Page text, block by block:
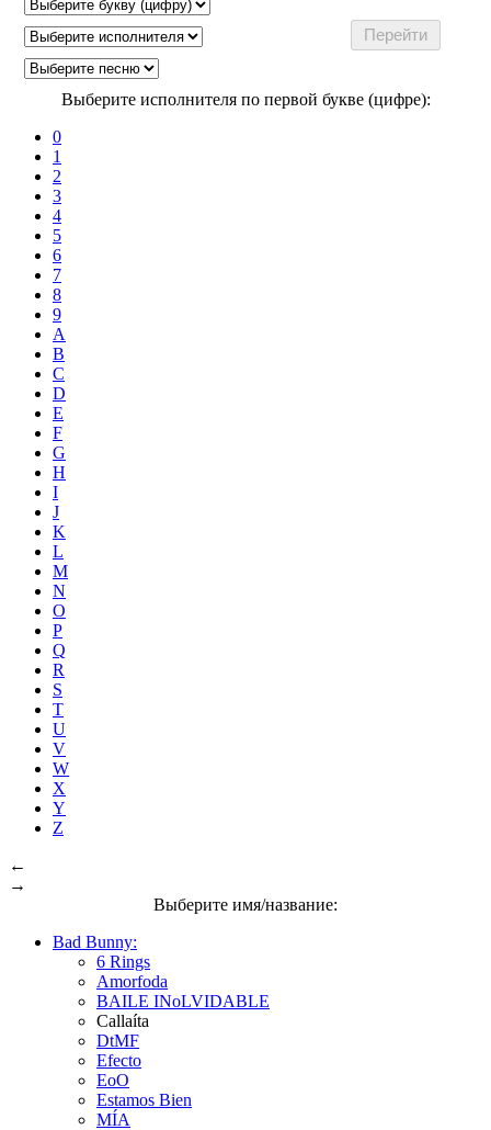
Выберите исполнителя по первой букве (цифре):
0
1
2
3
4
5
6
7
8
9
A
B
C
D
E
F
G
H
I
J
K
L
M
N
O
P
Q
R
S
T
U
V
W
X
Y
Z
←
→
Выберите имя/название:
Bad Bunny:
6 Rings
Amorfoda
BAILE INoLVIDABLE
Callaíta
DtMF
Efecto
EoO
Estamos Bien
MÍA